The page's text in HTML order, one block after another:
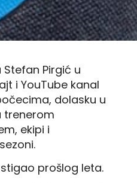
Pirgić u
i YouTube kanal
dolasku u
trenerom
ekipi i
prošlog leta.